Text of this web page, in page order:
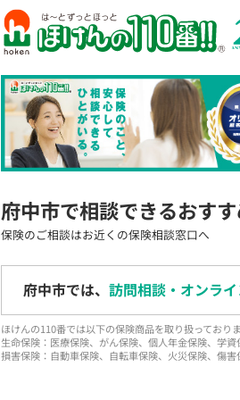
府中市で相談できるおす
保険のご相談はお近くの保険相談窓口へ
府中市では、 訪問相談・オンラ
ほけんの110番では以下の保険商品を取り扱っており
生命保険：医療保険、がん保険、個人年金保険、学
損害保険：自動車保険、自転車保険、火災保険、傷